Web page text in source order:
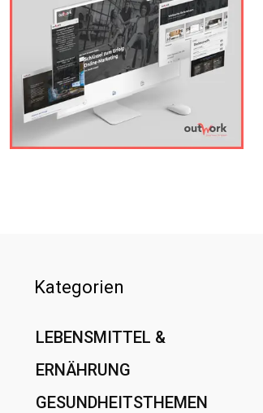
Kategorien
LEBENSMITTEL &
ERNÄHRUNG
GESUNDHEITSTHEMEN